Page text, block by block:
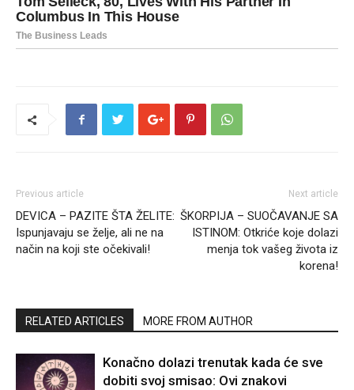
Previous article
DEVICA – PAZITE ŠTA ŽELITE:
Ispunjavaju se želje, ali ne na
način na koji ste očekivali!
Next article
ŠKORPIJA – SUOČAVANJE SA
ISTINOM: Otkriće koje dolazi
menja tok vašeg života iz
korena!
RELATED ARTICLES MORE FROM AUTHOR
Konačno dolazi trenutak kada će sve
dobiti svoj smisao: Ovi znakovi